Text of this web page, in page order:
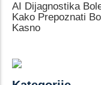
AI Dijagnostika
Kako Prepoznati
Kasno